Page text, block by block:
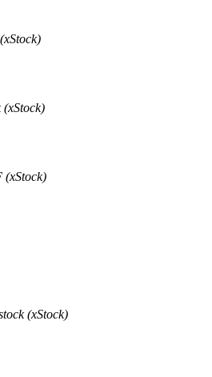
น!
ลเงินสด
(xStock)
(xStock)
(xStock)